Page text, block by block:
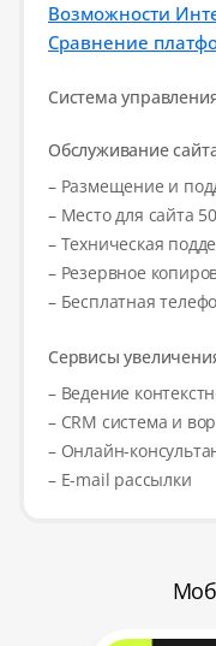
Возможности
Сравнение
Система
Обслуживание
– Размещение и
– Место для сайта
– Техническая
– Резервное
– Бесплатная
Сервисы
– Ведение
– CRM система и
– Онлайн-
– E-mail рассылки